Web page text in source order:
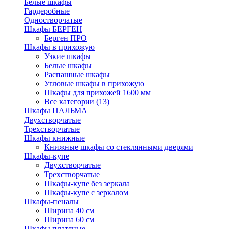
Белые шкафы
Гардеробные
Одностворчатые
Шкафы БЕРГЕН
Берген ПРО
Шкафы в прихожую
Узкие шкафы
Белые шкафы
Распашные шкафы
Угловые шкафы в прихожую
Шкафы для прихожей 1600 мм
Все категории (13)
Шкафы ПАЛЬМА
Двухстворчатые
Трехстворчатые
Шкафы книжные
Книжные шкафы со стеклянными дверями
Шкафы-купе
Двухстворчатые
Трехстворчатые
Шкафы-купе без зеркала
Шкафы-купе с зеркалом
Шкафы-пеналы
Ширина 40 см
Ширина 60 см